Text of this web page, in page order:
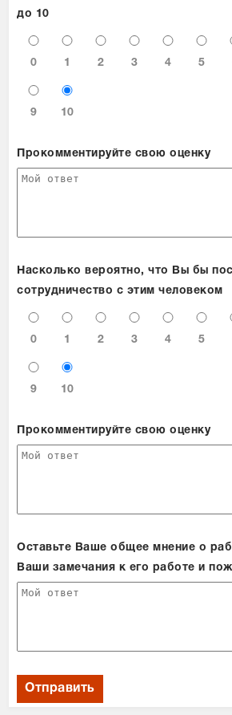
до 10
0 1 2 3 4 5
9 10
Прокомментируйте свою оценку
Насколько вероятно, что Вы бы
сотрудничество с этим человеком
0 1 2 3 4 5
9 10
Прокомментируйте свою оценку
Оставьте Ваше общее мнение о
Ваши замечания к его работе и